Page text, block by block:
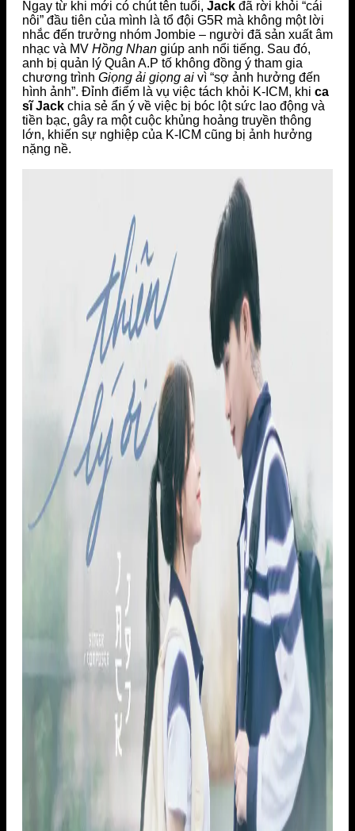
Ngay từ khi mới có chút tên tuổi, Jack đã rời khỏi “cái
nôi” đầu tiên của mình là tổ đội G5R mà không một lời
nhắc đến trưởng nhóm Jombie – người đã sản xuất âm
nhạc và MV Hồng Nhan giúp anh nổi tiếng. Sau đó,
anh bị quản lý Quân A.P tố không đồng ý tham gia
chương trình Giọng ải giọng ai vì “sợ ảnh hưởng đến
hình ảnh”. Đỉnh điểm là vụ việc tách khỏi K-ICM, khi ca
sĩ Jack chia sẻ ẩn ý về việc bị bóc lột sức lao động và
tiền bạc, gây ra một cuộc khủng hoảng truyền thông
lớn, khiến sự nghiệp của K-ICM cũng bị ảnh hưởng
nặng nề.